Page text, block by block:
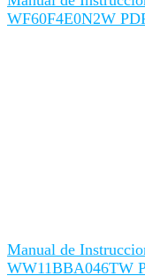
WF60F4E0N2W
Manual de
WW11BBA046TW